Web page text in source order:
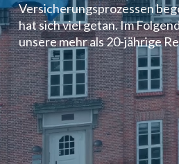
Versicherungsprozessen
hat sich viel getan. Im
unsere mehr als 20-jährige